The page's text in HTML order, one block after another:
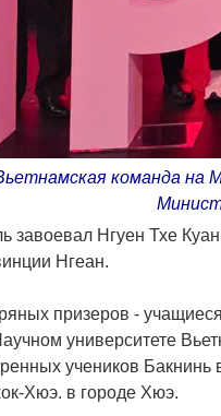
команда на
завоевал Нгуен Тхе
Нгеан.
призеров -
университете
учеников
Хюэ. в городе Хюэ.